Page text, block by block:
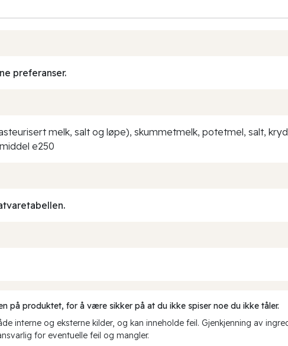
preferanser.
melk, salt og løpe), skummetmelk, potetmel, salt,
e250
på produktet, for å være sikker på at du ikke spiser noe du ikke tåler.
interne og eksterne kilder, og kan inneholde feil. Gjenkjenning av
for eventuelle feil og mangler.